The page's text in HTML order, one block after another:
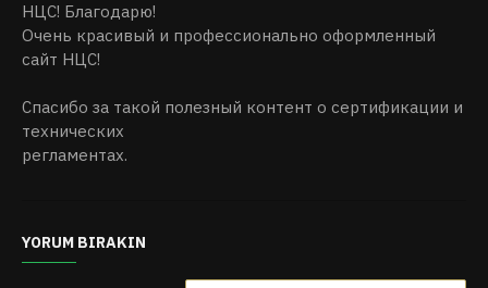
НЦС! Благодарю!
Очень красивый и профессионально оформленный
сайт НЦС!
Спасибо за такой полезный контент о сертификации и
технических
регламентах.
YORUM BIRAKIN